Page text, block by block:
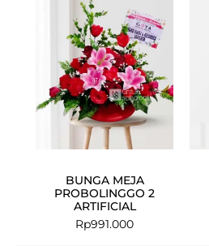
BUNGA MEJA
PROBOLINGGO 2
ARTIFICIAL
Rp991.000